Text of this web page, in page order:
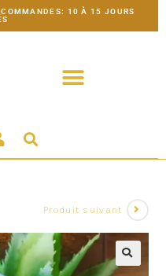
10 À 15 JOURS
Produit suivant